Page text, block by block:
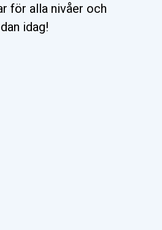
för alla nivåer och
idag!